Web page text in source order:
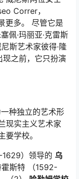
Correr，
更多。 尽管它是
佩·玛丽亚·克雷斯
斯艺术家彼得·隆
之前，它只扮演
种独立的艺术形
现实主义艺术家
学校。
）领导的 乌
霍斯特 （1592-